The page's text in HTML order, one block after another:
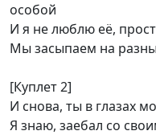
особой
И я не люблю её,
Мы засыпаем на
[Куплет 2]
И снова, ты в глазах
Я знаю, заебал со